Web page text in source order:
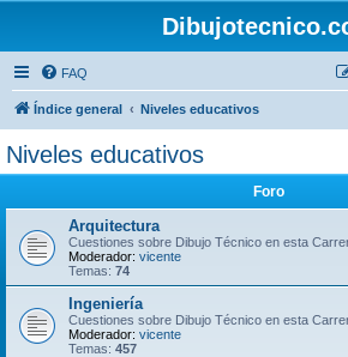
FAQ
Índice general Niveles educativos
Niveles educativos
Foro
Arquitectura
Cuestiones sobre Dibujo Técnico en esta
Moderador: vicente
Temas: 74
Ingeniería
Cuestiones sobre Dibujo Técnico en esta
Moderador: vicente
Temas: 457